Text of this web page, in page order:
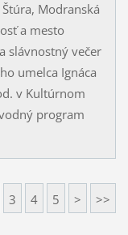
Modranská
a mesto
slávnostný večer
umelca Ignáca
v Kultúrnom
program
3 4 5 > >>